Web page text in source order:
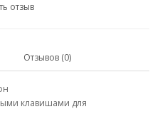
отзыв
Отзывов (0)
клавишами для